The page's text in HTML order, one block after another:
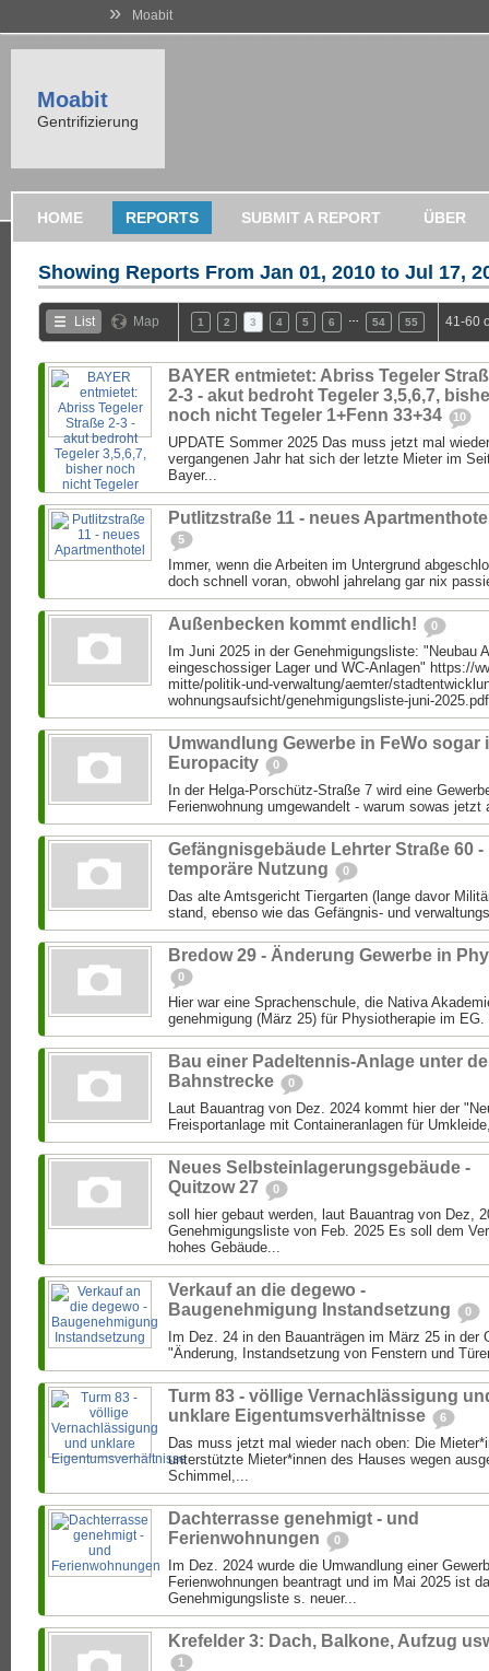
» Moabit
Moabit
Gentrifizierung
HOME REPORTS SUBMIT A REPORT ÜBER
Showing Reports From Jan 01, 2010 to Jul 17,
List Map 1 2 3 4 5 6 54 55 41-60
BAYER entmietet: Abriss Tegeler
2-3 - akut bedroht Tegeler 3,5,6,7,
noch nicht Tegeler 1+Fenn 33+34
10
UPDATE Sommer 2025 Das muss jetzt mal
vergangenen Jahr hat sich der letzte Mieter im
Bayer...
Putlitzstraße 11 - neues
5
Immer, wenn die Arbeiten im Untergrund
doch schnell voran, obwohl jahrelang gar nix
Außenbecken kommt endlich! 0
Im Juni 2025 in der Genehmigungsliste: "Neubau
eingeschossiger Lager und WC-Anlagen" https://
mitte/politik-und-verwaltung/aemter/
wohnungsaufsicht/genehmigungsliste-juni-
Umwandlung Gewerbe in FeWo sogar
Europacity
0
In der Helga-Porschütz-Straße 7 wird eine
Ferienwohnung umgewandelt - warum sowas jetzt
Gefängnisgebäude Lehrter Straße 60 -
temporäre Nutzung
0
Das alte Amtsgericht Tiergarten (lange davor
stand, ebenso wie das Gefängnis- und
Bredow 29 - Änderung Gewerbe in
0
Hier war eine Sprachenschule, die Nativa
genehmigung (März 25) für Physiotherapie im
Bau einer Padeltennis-Anlage unter
Bahnstrecke
0
Laut Bauantrag von Dez. 2024 kommt hier der
Freisportanlage mit Containeranlagen für
Neues Selbsteinlagerungsgebäude -
Quitzow 27
0
soll hier gebaut werden, laut Bauantrag von Dez,
Genehmigungsliste von Feb. 2025 Es soll dem
hohes Gebäude...
Verkauf an die degewo -
Baugenehmigung Instandsetzung
0
Im Dez. 24 in den Bauanträgen im März 25 in der
"Änderung, Instandsetzung von Fenstern und
Turm 83 - völlige Vernachlässigung
unklare Eigentumsverhältnisse
6
Das muss jetzt mal wieder nach oben: Die
unterstützte Mieter*innen des Hauses wegen
Schimmel,...
Dachterrasse genehmigt - und
Ferienwohnungen
0
Im Dez. 2024 wurde die Umwandlung einer
Ferienwohnungen beantragt und im Mai 2025 ist
Genehmigungsliste s. neuer...
Krefelder 3: Dach, Balkone, Aufzug
1